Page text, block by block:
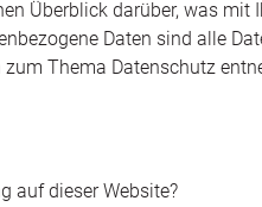
Überblick darüber, was mit
Daten sind alle
Thema Datenschutz
auf dieser Website?